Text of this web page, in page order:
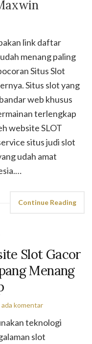
link daftar
menang paling
Situs Slot
Situs slot yang
web khusus
terlengkap
website SLOT
situs judi slot
udah amat
Continue Reading
Slot Gacor
Menang
ada komentar
teknologi
slot